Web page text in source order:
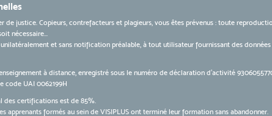
de justice. Copieurs, contrefacteurs et plagieurs, vous êtes prévenus : toute
nécessaire...
et sans notification préalable, à tout utilisateur fournissant des
à distance, enregistré sous le numéro de déclaration d’activité
code UAI 0062199H
des certifications est de 85%.
apprenants formés au sein de VISIPLUS ont terminé leur formation sans abandonner.